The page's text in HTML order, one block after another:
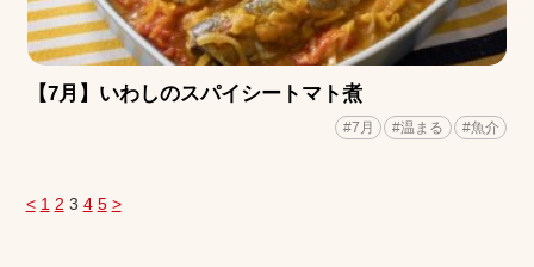
【7月】いわしのスパイシートマト煮
#7月 #温まる #魚介
< 1 2 3 4 5 >